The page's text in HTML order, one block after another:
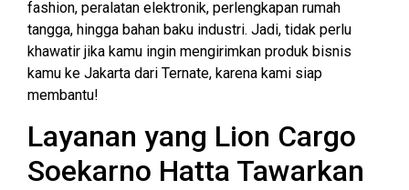
fashion, peralatan elektronik, perlengkapan rumah
tangga, hingga bahan baku industri. Jadi, tidak perlu
khawatir jika kamu ingin mengirimkan produk bisnis
kamu ke Jakarta dari Ternate, karena kami siap
membantu!
Layanan yang Lion Cargo
Soekarno Hatta Tawarkan